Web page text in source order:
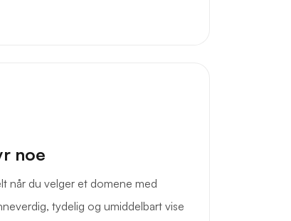
noe
når du velger et domene med
tydelig og umiddelbart vise